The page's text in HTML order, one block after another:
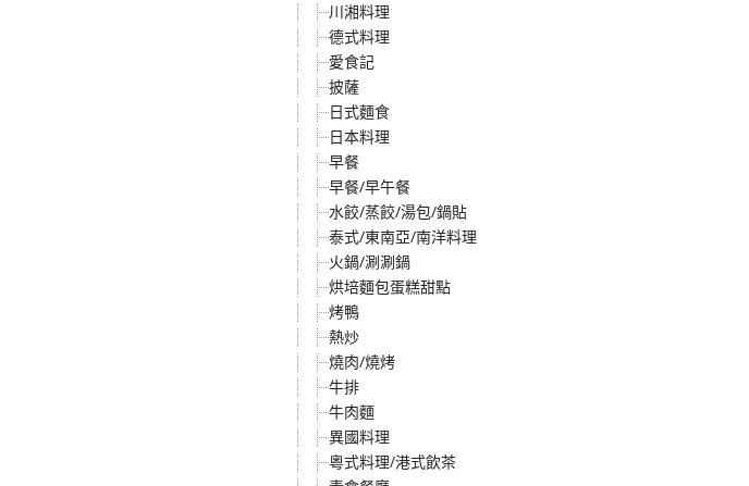
川湘料理
德式料理
愛食記
披薩
日式麵食
日本料理
早餐
早餐/早午餐
水餃/蒸餃/湯包/鍋貼
泰式/東南亞/南洋料理
火鍋/涮涮鍋
烘培麵包蛋糕甜點
烤鴨
熱炒
燒肉/燒烤
牛排
牛肉麵
異國料理
粵式料理/港式飲茶